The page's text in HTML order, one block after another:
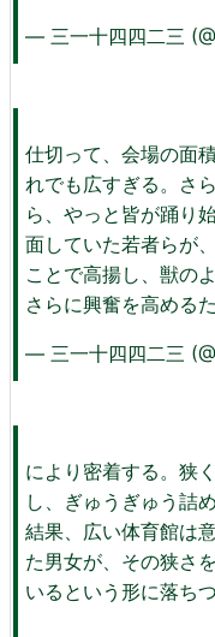
— 三一十四四二三
仕切って、会場の面
れでも広すぎる。さ
ら、やっと皆が踊り
面していた若者らが
ことで高揚し、獣の
さらに興奮を高める
— 三一十四四二三
により密着する。狭
し、ぎゅうぎゅう詰
結果、広い体育館は
た男女が、その狭さ
いるという形に落ちつ